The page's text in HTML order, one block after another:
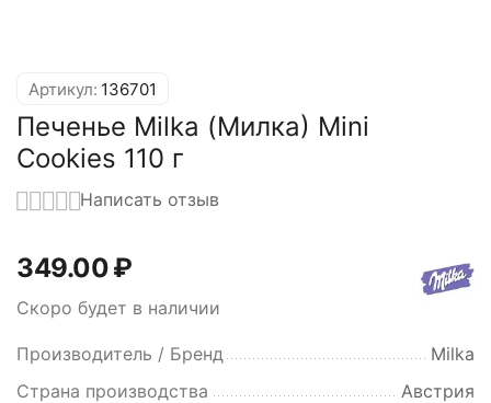
Артикул: 136701
Печенье Milka (Милка) Mini
Cookies 110 г
Написать отзыв
349.00₽
Скоро будет в наличии
Производитель / Бренд
Milka
Страна производства
Австрия